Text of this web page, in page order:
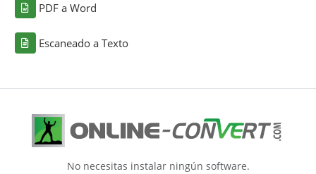
PDF a Word
Escaneado a Texto
No necesitas instalar ningún software.